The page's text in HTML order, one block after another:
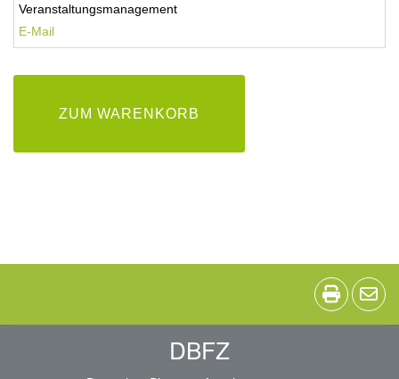
Veranstaltungsmanagement
E-Mail
ZUM WARENKORB
DBFZ